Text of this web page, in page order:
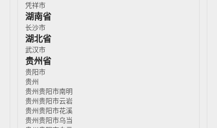
凭祥市
湖南省
长沙市
湖北省
武汉市
贵州省
贵阳市
贵州
贵州贵阳市南明
贵州贵阳市云岩
贵州贵阳市花溪
贵州贵阳市乌当